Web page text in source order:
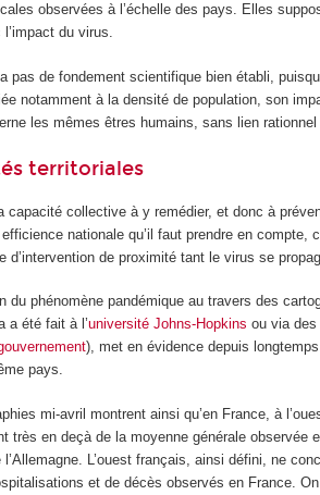
observées à l’échelle des pays. Elles
du virus.
pas de fondement scientifique bien établi,
notamment à la densité de population, son
les mêmes êtres humains, sans lien
territoriales
capacité collective à y remédier, et donc à
nationale qu’il faut prendre en compte,
d’intervention de proximité tant le virus se
du phénomène pandémique au travers des
a été fait à l’université Johns-Hopkins ou via
), met en évidence depuis
pays.
mi-avril montrent ainsi qu’en France, à
très en deçà de la moyenne générale observée
l’Allemagne. L’ouest français, ainsi défini, ne
et de décès observés en France.